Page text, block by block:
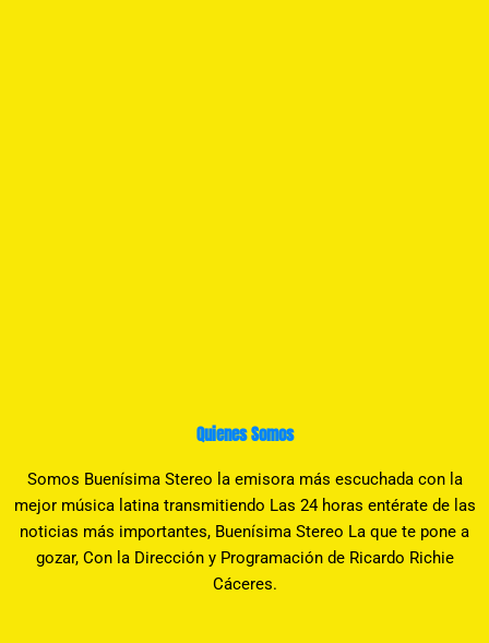
Quienes Somos
Somos Buenísima Stereo la emisora más escuchada con la
mejor música latina transmitiendo Las 24 horas entérate de las
noticias más importantes, Buenísima Stereo La que te pone a
gozar, Con la Dirección y Programación de Ricardo Richie
Cáceres.